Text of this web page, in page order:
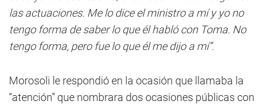
las actuaciones. Me lo dice el ministro a mí y yo no
tengo forma de saber lo que él habló con Toma. No
tengo forma, pero fue lo que él me dijo a mí”.
Morosoli le respondió en la ocasión que llamaba la
“atención” que nombrara dos ocasiones públicas con